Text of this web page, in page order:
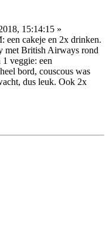
15:14:15 »
een cakeje en 2x drinken.
met British Airways rond
veggie: een
bord, couscous was
dus leuk. Ook 2x